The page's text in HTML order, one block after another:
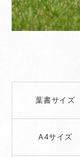
葉書サイズ
A4サイズ